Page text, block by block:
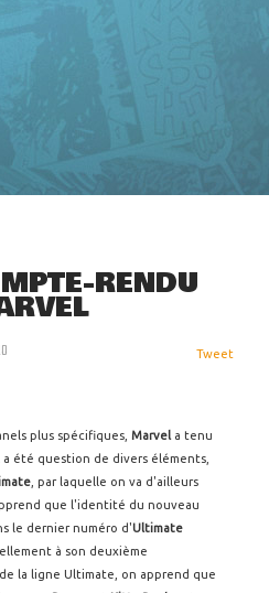
RENDU
Tweet
plus spécifiques, Marvel a tenu
été question de divers éléments,
, par laquelle on va d'ailleurs
que l'identité du nouveau
le dernier numéro d'Ultimate
à son deuxième
la ligne Ultimate, on apprend que